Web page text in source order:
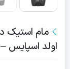
اولد اسپایس – old spice